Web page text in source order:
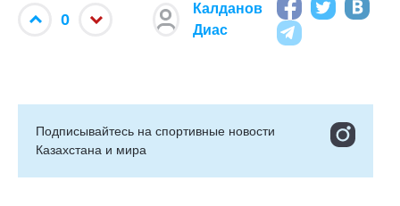
0
Калданов
Диас
Подписывайтесь на cпортивные новости
Казахстана и мира